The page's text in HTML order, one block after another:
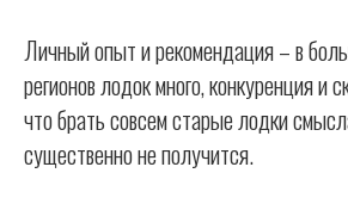
Личный опыт и рекомендация – в
регионов лодок много, конкуренция и
что брать совсем старые лодки
существенно не получится.